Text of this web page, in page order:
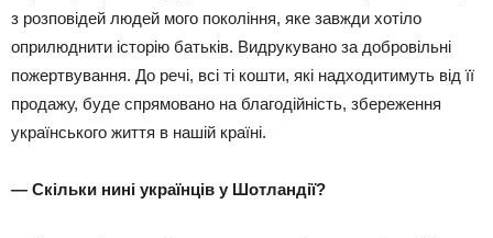
з розповідей людей мого покоління, яке завжди хотіло
оприлюднити історію батьків. Видрукувано за добровільні
пожертвування. До речі, всі ті кошти, які надходитимуть від її
продажу, буде спрямовано на благодійність, збереження
українського життя в нашій країні.
— Скільки нині українців у Шотландії?